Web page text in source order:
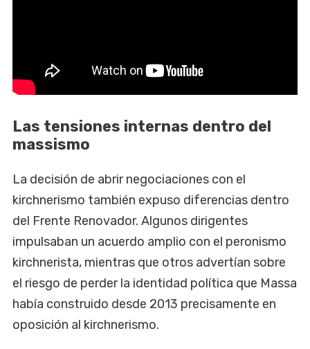
Las tensiones internas dentro del
massismo
La decisión de abrir negociaciones con el
kirchnerismo también expuso diferencias dentro
del Frente Renovador. Algunos dirigentes
impulsaban un acuerdo amplio con el peronismo
kirchnerista, mientras que otros advertían sobre
el riesgo de perder la identidad política que Massa
había construido desde 2013 precisamente en
oposición al kirchnerismo.